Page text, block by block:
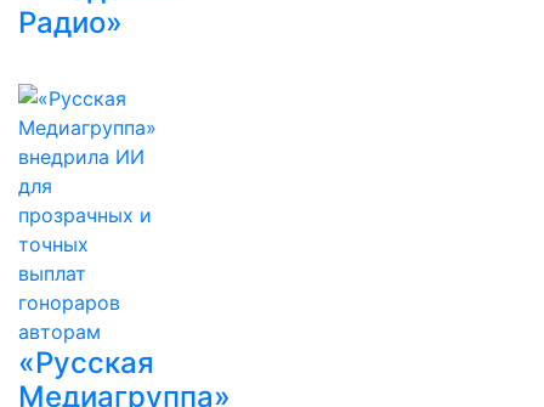
Радио»
«Русская
Медиагруппа»